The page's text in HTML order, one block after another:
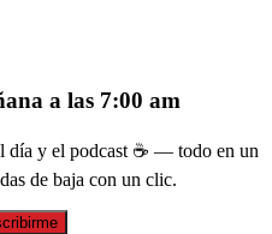
a las 7:00 am
día y el podcast ☕ — todo en un
de baja con un clic.